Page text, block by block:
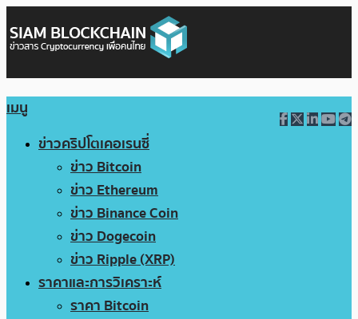
เมนู
ข่าวคริปโตเคอเรนซี่
ข่าว Bitcoin
ข่าว Ethereum
ข่าว Binance Coin
ข่าว Dogecoin
ข่าว Ripple (XRP)
ราคาและการวิเคราะห์
ราคา Bitcoin